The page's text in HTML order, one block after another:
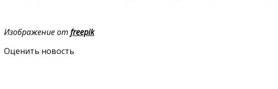
Изображение от freepik
Оценить новость